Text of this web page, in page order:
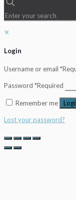
✕
Login
Username or email *
Password *Required
Remember me
Lost your password?